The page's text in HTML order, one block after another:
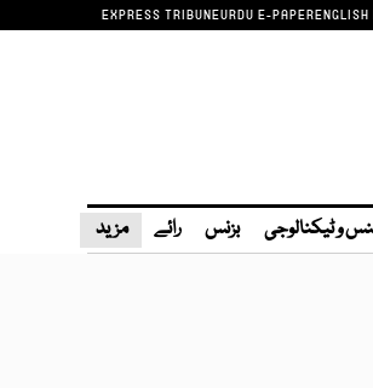
EXPRESS TRIBUNEURDU E-PAPER
و ٹیکنالوجی بزنس رائے مزید